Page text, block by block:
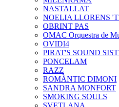
NASTALLAT
NOELIA LLORENS
OBRINT PAS
OMAC Orquestra de
OVIDI4
PIRAT'S SOUND
PONCELAM
RAZZ
ROMÀNTIC DIMONI
SANDRA MONFORT
SMOKING SOULS
SVETLANA